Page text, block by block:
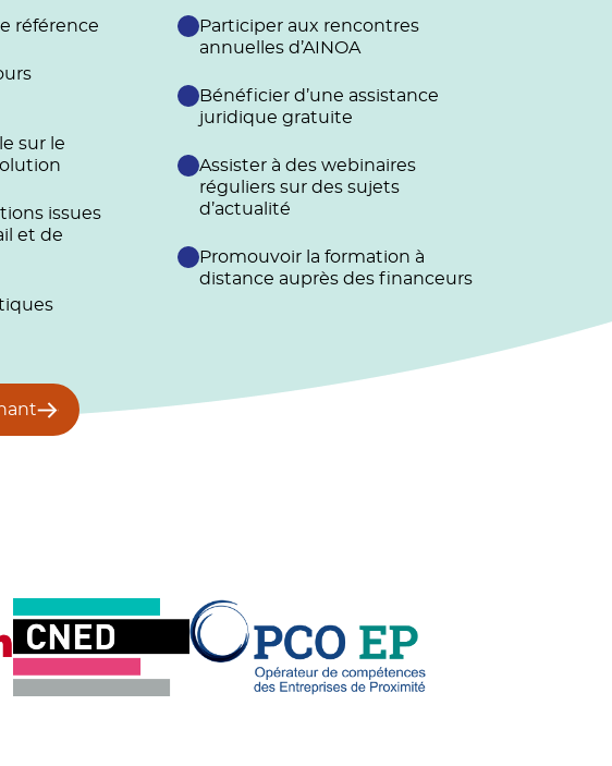
référence
sur le
issues
et de
Participer aux rencontres
annuelles d’AINOA
Bénéficier d’une assistance
juridique gratuite
Assister à des webinaires
réguliers sur des sujets
d’actualité
Promouvoir la formation à
distance auprès des financeurs